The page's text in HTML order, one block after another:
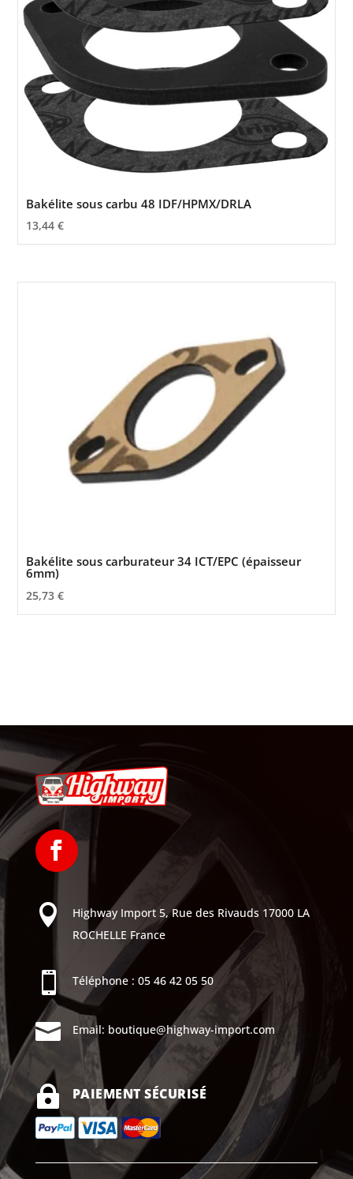
Bakélite sous carbu 48 IDF/HPMX/DRLA
13,44€
Bakélite sous carburateur 34 ICT/EPC (épaisseur
6mm)
25,73€
 Highway Import 5, Rue des Rivauds 17000 LA
ROCHELLE France
 Téléphone : 05 46 42 05 50
 Email: boutique@highway-import.com
 PAIEMENT SÉCURISÉ